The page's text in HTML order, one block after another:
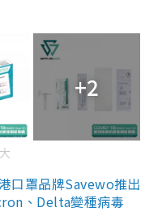
+2
口罩品牌Savewo推出
、Delta變種病毒